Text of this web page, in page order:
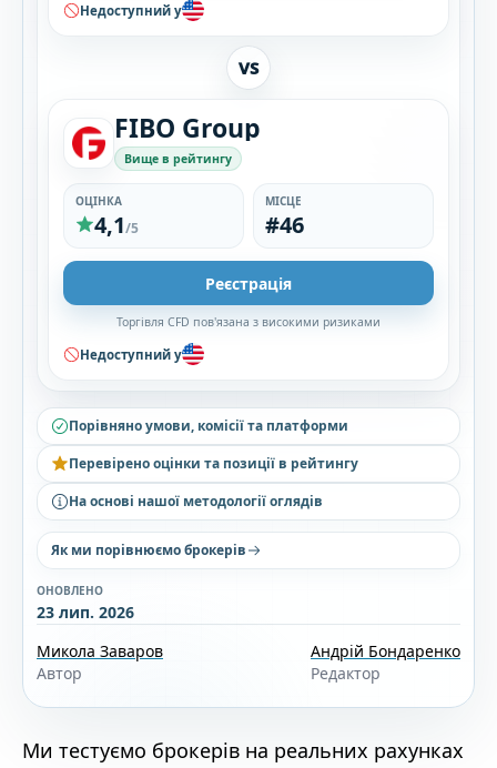
Недоступний у
VS
FIBO Group
Вище в рейтингу
ОЦІНКА
4,1/5
МІСЦЕ
#46
Реєстрація
Торгівля CFD пов'язана з високими ризиками
Недоступний у
Порівняно умови, комісії та платформи
Перевірено оцінки та позиції в рейтингу
На основі нашої методології оглядів
Як ми порівнюємо брокерів
ОНОВЛЕНО
23 лип. 2026
Микола Заваров
Автор
Андрій Бондаренко
Редактор
Ми тестуємо брокерів на реальних рахунках